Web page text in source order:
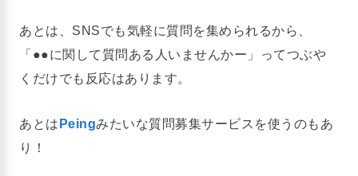
あとは、SNSでも気軽に質問を集められるから、
「●●に関して質問ある人いませんかー」ってつぶや
くだけでも反応はあります。
あとは Peingみたいな質問募集サービスを使うのもあ
り！